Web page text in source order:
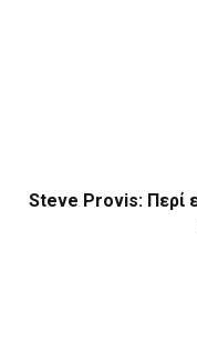
Steve Provis: Περί